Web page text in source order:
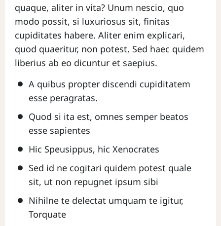
quaque, aliter in vita? Unum nescio, quo
modo possit, si luxuriosus sit, finitas
cupiditates habere. Aliter enim explicari,
quod quaeritur, non potest. Sed haec quidem
liberius ab eo dicuntur et saepius.
A quibus propter discendi cupiditatem
esse peragratas.
Quod si ita est, omnes semper beatos
esse sapientes
Hic Speusippus, hic Xenocrates
Sed id ne cogitari quidem potest quale
sit, ut non repugnet ipsum sibi
Nihilne te delectat umquam te igitur,
Torquate